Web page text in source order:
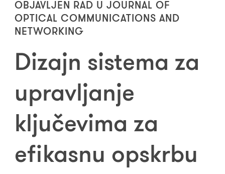
OBJAVLJEN RAD U JOURNAL OF
OPTICAL COMMUNICATIONS AND
NETWORKING
Dizajn sistema za
upravljanje
ključevima za
efikasnu opskrbu